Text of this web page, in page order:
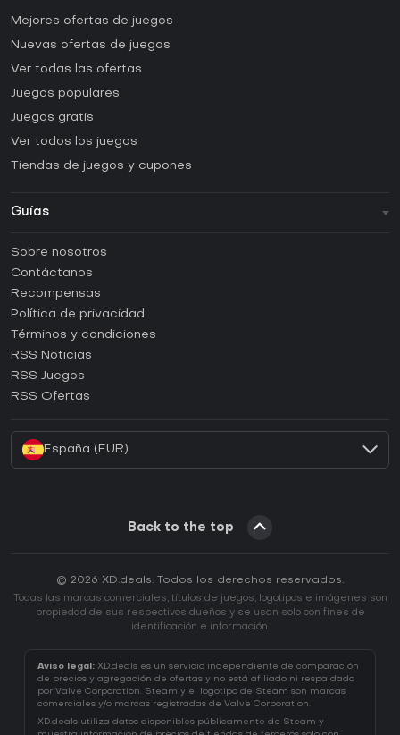
Mejores ofertas de juegos
Nuevas ofertas de juegos
Ver todas las ofertas
Juegos populares
Juegos gratis
Ver todos los juegos
Tiendas de juegos y cupones
Guías
Guías y tutoriales
¿Cómo activar una CD Key de Steam?
¿Cómo activar una CD Key de Epic Games?
¿Cómo activar una CD Key de GOG?
¿Cómo activar una CD Key de Ubisoft Connect?
Sobre nosotros
Contáctanos
Recompensas
Política de privacidad
Términos y condiciones
RSS Noticias
RSS Juegos
RSS Ofertas
España (EUR)
Back to the top
© 2026 XD.deals. Todos los derechos reservados.
Todas las marcas comerciales, títulos de juegos, logotipos e imágenes son
propiedad de sus respectivos dueños y se usan solo con fines de
identificación e información.
Aviso legal: XD.deals es un servicio independiente de comparación
de precios y agregación de ofertas y no está afiliado ni respaldado
por Valve Corporation. Steam y el logotipo de Steam son marcas
comerciales y/o marcas registradas de Valve Corporation.
XD.deals utiliza datos disponibles públicamente de Steam y